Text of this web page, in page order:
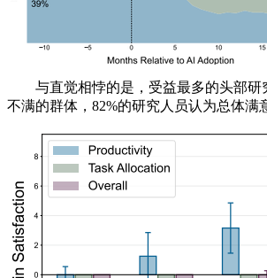
与直觉相悖的是，受益最多的头部研
不满的群体，82%的研究人员认为总体满